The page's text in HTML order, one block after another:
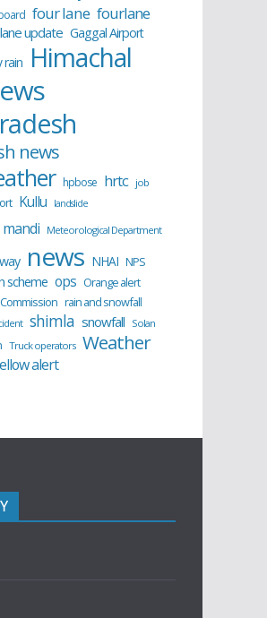
four lane fourlane
update Gaggal Airport
rain Himachal
news
hpbose hrtc job
Kullu landslide
mandi Meteorological Department
news NHAI NPS
scheme ops Orange alert
rain and snowfall
shimla snowfall Solan
Truck operators Weather
alert